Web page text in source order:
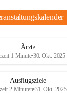
Ärzte
1 Minute•30. Okt. 2025
Ausflugsziele
2 Minuten•31. Okt. 2025